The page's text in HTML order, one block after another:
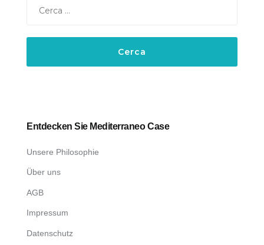
Entdecken Sie Mediterraneo Case
Unsere Philosophie
Über uns
AGB
Impressum
Datenschutz